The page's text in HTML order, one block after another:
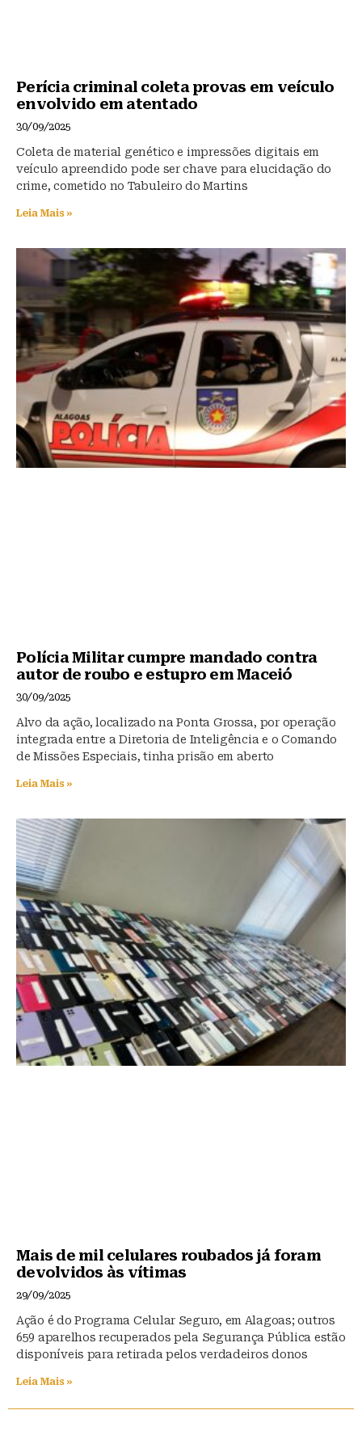
Perícia criminal coleta provas em veículo
envolvido em atentado
30/09/2025
Coleta de material genético e impressões digitais em
veículo apreendido pode ser chave para elucidação do
crime, cometido no Tabuleiro do Martins
Leia Mais »
Polícia Militar cumpre mandado contra
autor de roubo e estupro em Maceió
30/09/2025
Alvo da ação, localizado na Ponta Grossa, por operação
integrada entre a Diretoria de Inteligência e o Comando
de Missões Especiais, tinha prisão em aberto
Leia Mais »
Mais de mil celulares roubados já foram
devolvidos às vítimas
29/09/2025
Ação é do Programa Celular Seguro, em Alagoas; outros
659 aparelhos recuperados pela Segurança Pública estão
disponíveis para retirada pelos verdadeiros donos
Leia Mais »